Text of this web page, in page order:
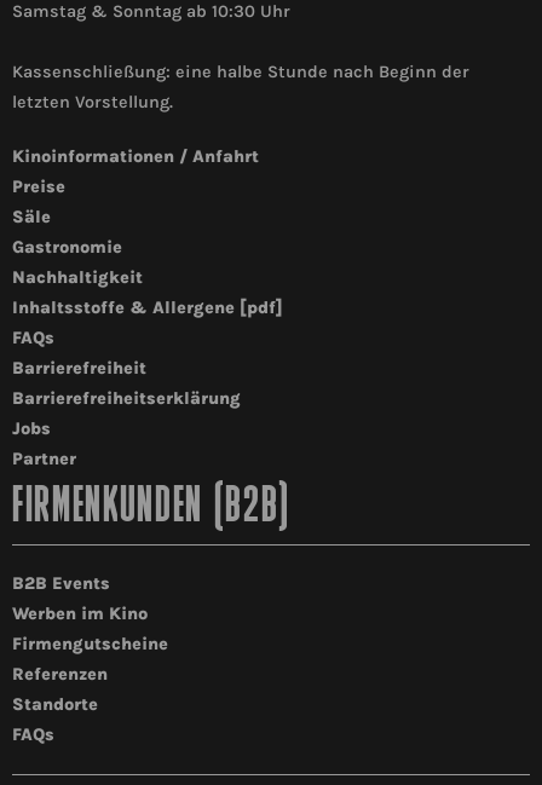
Samstag & Sonntag ab 10:30 Uhr
Kassenschließung: eine halbe Stunde nach Beginn der
letzten Vorstellung.
Kinoinformationen / Anfahrt
Preise
Säle
Gastronomie
Nachhaltigkeit
Inhaltsstoffe & Allergene [pdf]
FAQs
Barrierefreiheit
Barrierefreiheitserklärung
Jobs
Partner
FIRMENKUNDEN (B2B)
B2B Events
Werben im Kino
Firmengutscheine
Referenzen
Standorte
FAQs